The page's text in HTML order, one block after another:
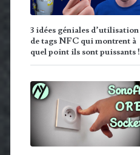
3 idées géniales d’utilisation
de tags NFC qui montrent à
quel point ils sont puissants !